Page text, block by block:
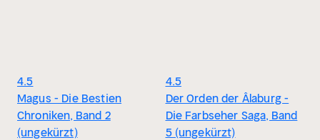
4.5
Magus - Die Bestien
Chroniken, Band 2
(ungekürzt)
4.5
Der Orden der Âlaburg -
Die Farbseher Saga, Band
5 (ungekürzt)